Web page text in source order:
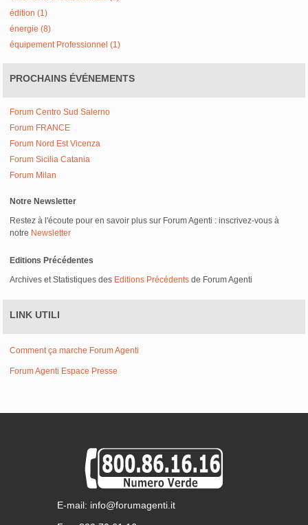
édition (1)
énergie (8)
équipement Professionnel (1)
PROCHAINS ÉVÉNEMENTS
Forum Centro Sud Salerno
Forum FRANCE
Forum Nord Est Vicenza
Forum Sicilia Catania
Forum Milan
Notre Newsletter
Restez à l'écoute pour en savoir plus sur Forum Agenti : inscrivez-vous à
notre Newsletter
Editions Précédentes
Archives et Statistiques des Editions Précédents de Forum Agenti
LINK UTILI
Comment ça marche Forum Agenti
Forum Agenti Espace Presse
E-mail: info@forumagenti.it